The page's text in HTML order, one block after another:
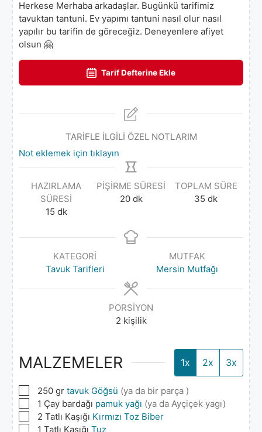
Herkese Merhaba arkadaşlar. Bugünkü tarifimiz
tavuktan tantuni. Ev yapımı tantuni nasıl olur nasıl
yapılır bu tarifin de göreceğiz. Deneyenlere afiyet
olsun 🤗
Tarif Defterine Ekle
TARİFLE İLGİLİ ÖZEL NOTLARIM
Not eklemek için tıklayın
HAZIRLAMA
SÜRESI
15 dk
PIŞIRME SÜRESI
20 dk
TOPLAM SÜRE
35 dk
KATEGORI
Tavuk Tarifleri
MUTFAK
Mersin Mutfağı
PORSIYON
2 kişilik
MALZEMELER 1x 2x 3x
▢
250 gr tavuk Göğsü (ya da bir parça )
▢1 Çay bardağı pamuk yağı (ya da Ayçiçek yagı)
▢
2 Tatlı Kaşığı Kırmızı Toz Biber
▢1 Tatlı Kaşığı Tuz